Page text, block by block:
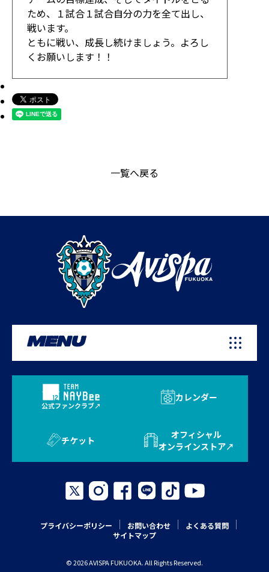
ため、１試合１試合自分の力を全て出し、
戦います。
ともに戦い、成長し続けましょう。よろし
くお願いします！！
一覧へ戻る
MENU
公式ファンクラブ
カレンダー
チケット
オフィシャル
オンラインストア
プライバシーポリシー お問い合わせ
よくある質問
サイトマップ
© 2026 AVISPA FUKUOKA. All Rights Reserved.